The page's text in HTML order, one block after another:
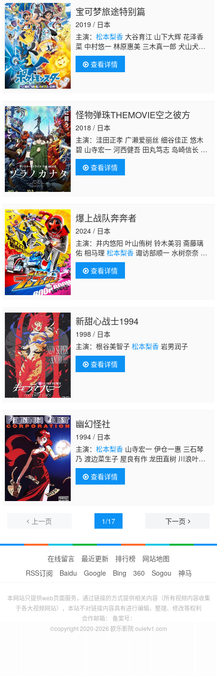
宝可梦旅途特别篇
2019 / 日本
主演： 松本梨香大谷育江 山下大辉 花泽香
菜 中村悠一 林原惠美 三木真一郎 犬山犬
子 小野大辅 堀内贤雄 饭冢雅弓 上田祐司 丰
口惠美 小樱悦子 牧口真幸 寺崎裕香 梶裕
贵 伊濑茉莉也 真堂圭 冈本信彦 上田丽奈 石
村健一 折笠富美子 千叶进步 小野贤章 悠木
碧 小仓唯 井上麻里奈 铃木达央 松冈祯丞 吉
永拓斗 下野纮 津田匠子 凤芳野 奈良彻 野岛
裕史
查看详情
怪物弹珠THEMOVIE空之彼方
2018 / 日本
主演：洼田正孝 广濑爱丽丝 细谷佳正 悠木
碧 山寺宏一 河西健吾 田丸笃志 岛崎信长 土
井美加 杉田智和 成田剑 原由实
野裕 村田太志 武内骏辅 日笠阳子 小松未可
子 日高里菜 滨田贤二 前野智昭 加藤英美
查看详情
爆上战队奔奔者
2024 / 日本
主演：井内悠阳 叶山侑树 铃木美羽 斋藤璃
佑 相马理 松本梨香诹访部顺一 水树奈奈 诸
星堇
查看详情
新甜心战士1994
1998 / 日本
主演：根谷美智子 松本梨香岩男润子
查看详情
幽幻怪社
1994 / 日本
主演： 松本梨香山寺宏一 伊仓一惠 三石琴
乃 渡边菜生子 屋良有作 龙田直树 川浪叶
子 田中秀幸 小山裕香 关智一 丹下樱 室园丈
裕 真地勇志 大塚瑞惠 久川绫 三矢雄二 盐泽
兼人 天野由梨 安井邦彦 关俊彦 长泽美树 高
查看详情
上一页 1/17 下一页
在线留言 最近更新 排行榜
网站地图
RSS订阅
Baidu Google Bing 360 Sogou 神马
本网站只提供web页面服务，通过链接的方式提供相关内容（所有视频内容收集
于各大视频网站），本站不对链接内容具有进行编辑、整理、修改等权利
合作邮箱： 备案号：
©copyright 2020-2026 欧乐影院 ouletv1.com